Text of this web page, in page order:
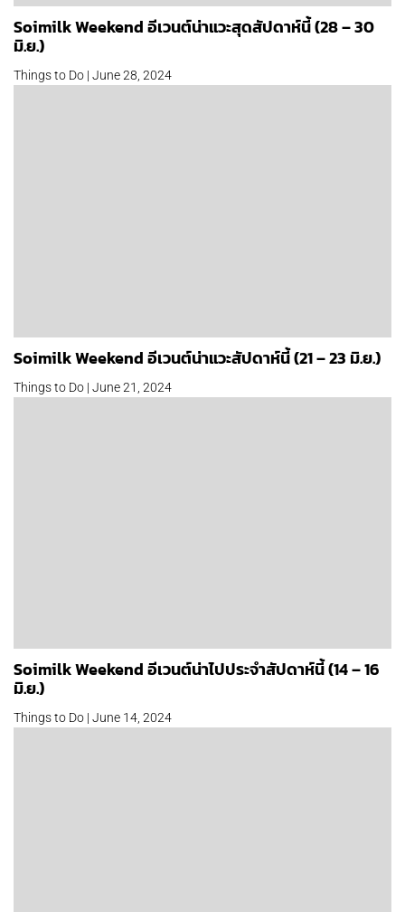
Soimilk Weekend อีเวนต์น่าแวะสุดสัปดาห์นี้ (28 – 30
มิ.ย.)
Things to Do | June 28, 2024
Soimilk Weekend อีเวนต์น่าแวะสัปดาห์นี้ (21 – 23 มิ.ย.)
Things to Do | June 21, 2024
Soimilk Weekend อีเวนต์น่าไปประจำสัปดาห์นี้ (14 – 16
มิ.ย.)
Things to Do | June 14, 2024